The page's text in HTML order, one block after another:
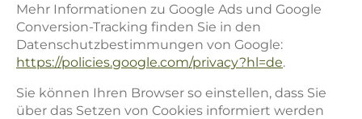
Mehr Informationen zu Google Ads und Google
Conversion-Tracking finden Sie in den
Datenschutzbestimmungen von Google:
https://policies.google.com/privacy?hl=de.
Sie können Ihren Browser so einstellen, dass Sie
über das Setzen von Cookies informiert werden